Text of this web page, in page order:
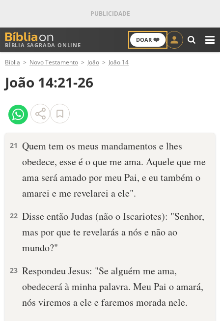
BÍBLIA SAGRADA ONLINE
DOAR ❤️
ANTIGO TESTAMENTO
NOVO TESTAMENTO
VERSÍCULOS
PALAVRA DO DIA
SALMO DO DIA
DEVOCIONAL DIÁRIO
10 MANDAMENTOS
ESBOÇOS DE PREGAÇÃO
Bíblia Novo Testamento João João 14
João 14:21-26
21 Quem tem os meus mandamentos e lhes
obedece, esse é o que me ama. Aquele que me
ama será amado por meu Pai, e eu também o
amarei e me revelarei a ele".
22 Disse então Judas (não o Iscariotes): "Senhor,
mas por que te revelarás a nós e não ao
mundo?"
23 Respondeu Jesus: "Se alguém me ama,
obedecerá à minha palavra. Meu Pai o amará,
nós viremos a ele e faremos morada nele.